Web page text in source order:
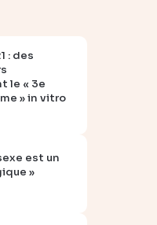
: des
le « 3e
» in vitro
est un
»